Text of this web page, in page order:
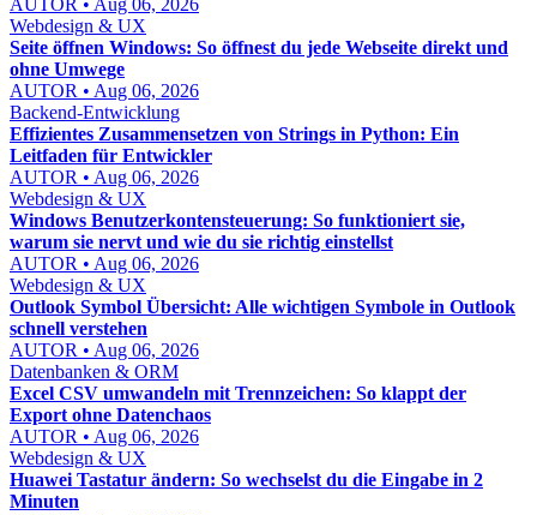
AUTOR • Aug 06, 2026
Webdesign & UX
Seite öffnen Windows: So öffnest du jede Webseite direkt und
ohne Umwege
AUTOR • Aug 06, 2026
Backend-Entwicklung
Effizientes Zusammensetzen von Strings in Python: Ein
Leitfaden für Entwickler
AUTOR • Aug 06, 2026
Webdesign & UX
Windows Benutzerkontensteuerung: So funktioniert sie,
warum sie nervt und wie du sie richtig einstellst
AUTOR • Aug 06, 2026
Webdesign & UX
Outlook Symbol Übersicht: Alle wichtigen Symbole in Outlook
schnell verstehen
AUTOR • Aug 06, 2026
Datenbanken & ORM
Excel CSV umwandeln mit Trennzeichen: So klappt der
Export ohne Datenchaos
AUTOR • Aug 06, 2026
Webdesign & UX
Huawei Tastatur ändern: So wechselst du die Eingabe in 2
Minuten